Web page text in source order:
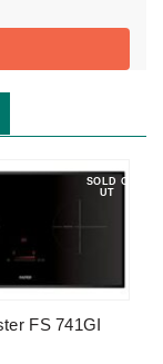
SOLD O
UT
FS 741GI